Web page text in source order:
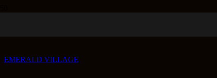
EMERALD VILLAGE